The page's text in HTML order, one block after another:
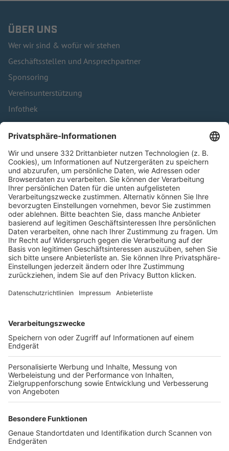
ÜBER UNS
Wer wir sind & wofür wir stehen
Geschäftsstellen und Ansprechpartner
Sponsoring
Vereinsunterstützung
Infothek
Kontakt
HÄUFIG BESUCHTE SEITEN
Pässe und Vereinswechsel
Trainerausbildung
Schulungsangebot Vereinsmitarbeiter
BFV-Geschäftsstellen
Trainerbörse
Login SpielPlus
FOLGE DEM BFV
TOP-VEREINE
TOP-PARTNER